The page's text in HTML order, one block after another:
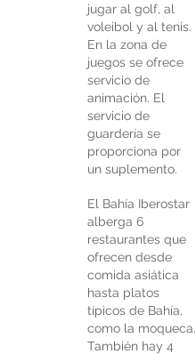
jugar al golf, al
voleibol y al tenis.
En la zona de
juegos se ofrece
servicio de
animación. El
servicio de
guardería se
proporciona por
un suplemento.
El Bahía Iberostar
alberga 6
restaurantes que
ofrecen desde
comida asiática
hasta platos
típicos de Bahía,
como la moqueca.
También hay 4